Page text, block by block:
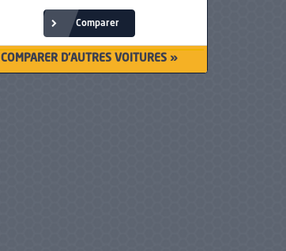
Comparer
COMPARER D'AUTRES VOITURES »